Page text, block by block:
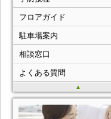
▲
フロアガイド
駐車場案内
相談窓口
よくある質問